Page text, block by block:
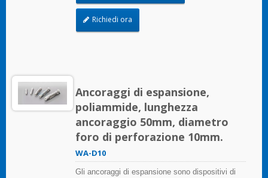
Richiedi ora
Ancoraggi di espansione,
poliammide, lunghezza
ancoraggio 50mm, diametro
foro di perforazione 10mm.
WA-D10
Gli ancoraggi di espansione sono dispositivi di